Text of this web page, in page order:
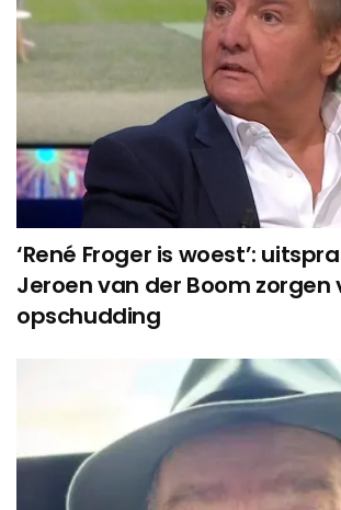
‘René Froger is woest’:
Jeroen van der Boom zorgen
opschudding